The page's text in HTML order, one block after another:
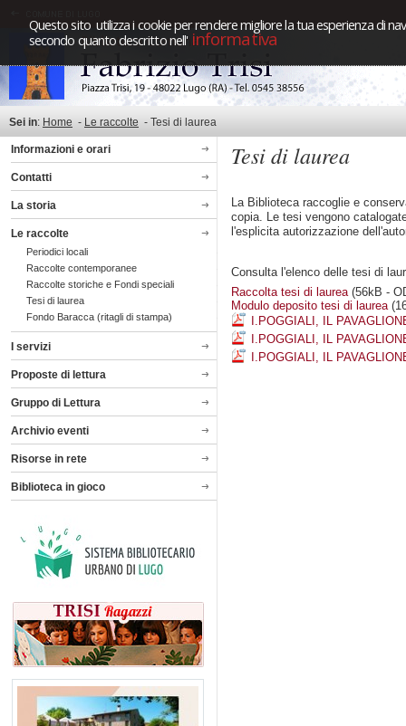
Questo sito utilizza i cookie per rendere migliore la tua esperienza di
secondo quanto descritto nell'informativa
Sei in: Home - Le raccolte - Tesi di laurea
Informazioni e orari
Contatti
La storia
Le raccolte
Periodici locali
Raccolte contemporanee
Raccolte storiche e Fondi speciali
Tesi di laurea
Fondo Baracca (ritagli di stampa)
I servizi
Proposte di lettura
Gruppo di Lettura
Archivio eventi
Risorse in rete
Biblioteca in gioco
Tesi di laurea
La Biblioteca raccoglie e
copia. Le tesi vengono
l'esplicita autorizzazione
Consulta l'elenco delle tesi di
Raccolta tesi di laurea (56kB -
Modulo deposito tesi di laurea
I.POGGIALI, IL
I.POGGIALI, IL
I.POGGIALI, IL